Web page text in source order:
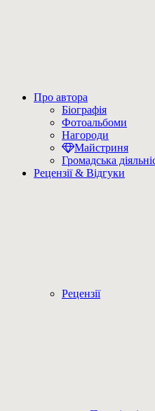
Про автора
Біографія
Фотоальбоми
Нагороди
Майстриня
Громадська
Рецензії & Відгуки
Рецензії